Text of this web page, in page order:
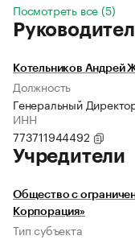
Посмотреть все (5)
Котельников Андрей
Должность
Генеральный
ИНН
773711944492
Учредители
Общество с
Корпорация»
Тип субъекта